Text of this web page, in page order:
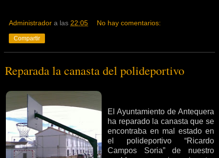
Administrador a las 22:05 No hay comentarios:
Compartir
Reparada la canasta del polideportivo
El Ayuntamiento de Antequera
ha reparado la canasta que se
encontraba en mal estado en
el polideportivo “Ricardo
Campos Soria” de nuestro